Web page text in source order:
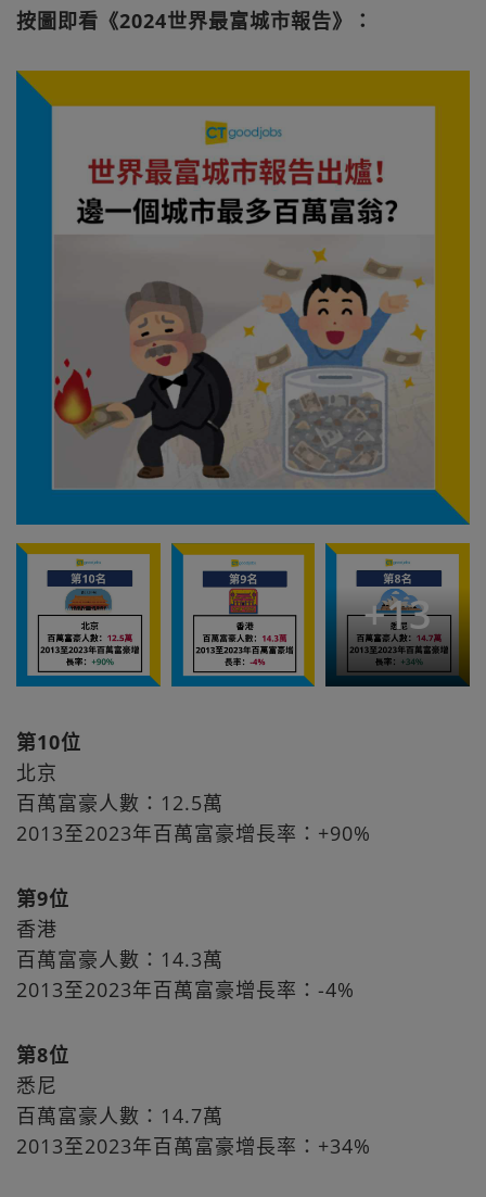
按圖即看《2024世界最富城市報告》：
+13
第10位
北京
百萬富豪人數：12.5萬
2013至2023年百萬富豪增長率：+90%
第9位
香港
百萬富豪人數：14.3萬
2013至2023年百萬富豪增長率：-4%
第8位
悉尼
百萬富豪人數：14.7萬
2013至2023年百萬富豪增長率：+34%